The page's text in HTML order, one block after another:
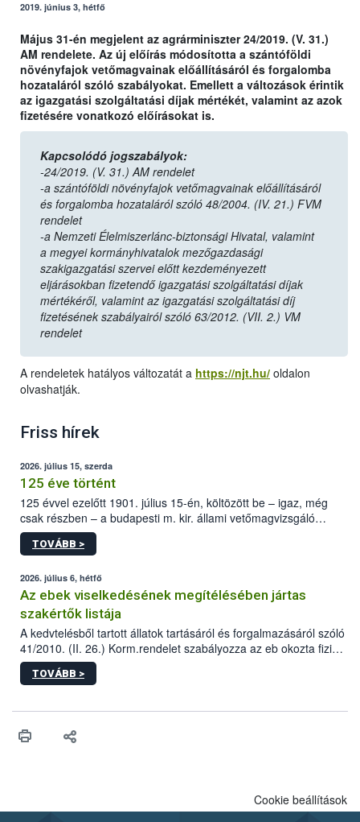
2019. június 3, hétfő
Május 31-én megjelent az agrárminiszter 24/2019. (V. 31.)
AM rendelete. Az új előírás módosította a szántóföldi
növényfajok vetőmagvainak előállításáról és forgalomba
hozataláról szóló szabályokat. Emellett a változások érintik
az igazgatási szolgáltatási díjak mértékét, valamint az azok
fizetésére vonatkozó előírásokat is.
Kapcsolódó jogszabályok:
-24/2019. (V. 31.) AM rendelet
-a szántóföldi növényfajok vetőmagvainak előállításáról
és forgalomba hozataláról szóló 48/2004. (IV. 21.) FVM
rendelet
-a Nemzeti Élelmiszerlánc-biztonsági Hivatal, valamint
a megyei kormányhivatalok mezőgazdasági
szakigazgatási szervei előtt kezdeményezett
eljárásokban fizetendő igazgatási szolgáltatási díjak
mértékéről, valamint az igazgatási szolgáltatási díj
fizetésének szabályairól szóló 63/2012. (VII. 2.) VM
rendelet
A rendeletek hatályos változatát a https://njt.hu/ oldalon
olvashatják.
Friss hírek
2026. július 15, szerda
125 éve történt
125 évvel ezelőtt 1901. július 15-én, költözött be – igaz, még
csak részben – a budapesti m. kir. állami vetőmagvizsgáló
állomás a Kis Rókus utca 15. szám alatti, Czigler Győző által
tervezett új épületébe.
TOVÁBB >
2026. július 6, hétfő
Az ebek viselkedésének megítélésében jártas
szakértők listája
A kedvtelésből tartott állatok tartásáról és forgalmazásáról szóló
41/2010. (II. 26.) Korm.rendelet szabályozza az eb okozta fizikai
sérülés, illetve ennek veszélye keletkezésekor felmerülő
hatósági feladatokat, valamint a veszélyes eb tartását és annak
vonni az ebek viselkedésének megítélésében jártas szakértőt.
TOVÁBB >
Cookie beállítások